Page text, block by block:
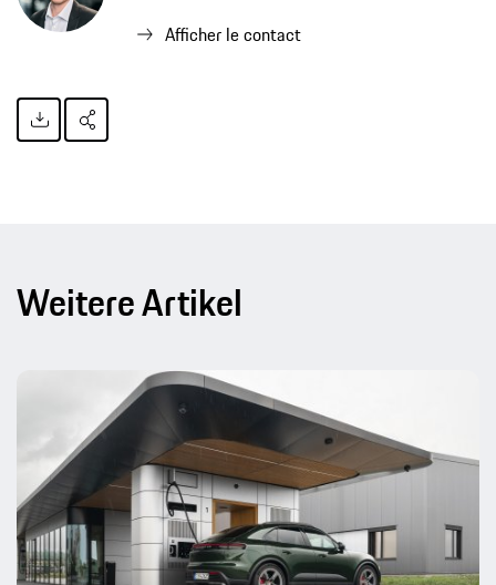
Afficher le contact
Weitere Artikel